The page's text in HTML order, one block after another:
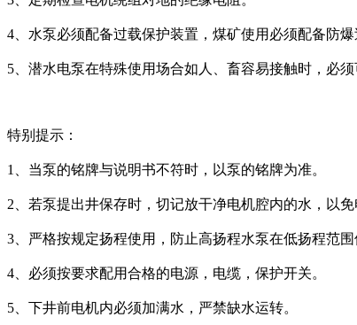
4、水泵必须配备过载保护装置，煤矿使用必须配备防爆
5、潜水电泵在特殊使用场合如人、畜容易接触时，必须
特别提示：
1、当泵的铭牌与说明书不符时，以泵的铭牌为准。
2、若泵提出井保存时，切记放干净电机腔内的水，以免
3、严格按规定扬程使用，防止高扬程水泵在低扬程范
4、必须按要求配用合格的电源，电缆，保护开关。
5、下井前电机内必须加满水，严禁缺水运转。